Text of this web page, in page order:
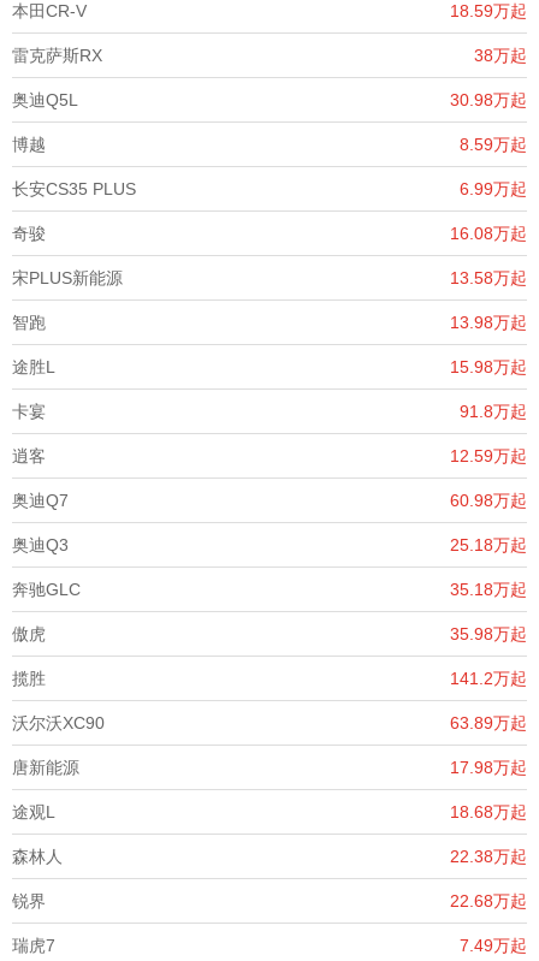
本田CR-V 18.59万起
雷克萨斯RX 38万起
奥迪Q5L 30.98万起
博越 8.59万起
长安CS35 PLUS 6.99万起
奇骏 16.08万起
宋PLUS新能源 13.58万起
智跑 13.98万起
途胜L 15.98万起
卡宴 91.8万起
逍客 12.59万起
奥迪Q7 60.98万起
奥迪Q3 25.18万起
奔驰GLC 35.18万起
傲虎 35.98万起
揽胜 141.2万起
沃尔沃XC90 63.89万起
唐新能源 17.98万起
途观L 18.68万起
森林人 22.38万起
锐界 22.68万起
瑞虎7 7.49万起